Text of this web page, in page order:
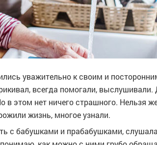
уважительно к своим и
всегда помогали,
в этом нет ничего страшного. Нельзя
жизнь, многое узнали.
с бабушками и прабабушками,